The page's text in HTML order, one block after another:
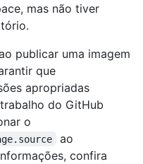
mas não tiver
publicar uma imagem
que
apropriadas
do GitHub
o
ao
confira